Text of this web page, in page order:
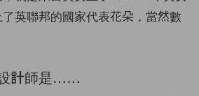
英聯邦的國家代表花朵，當然數
計師是……